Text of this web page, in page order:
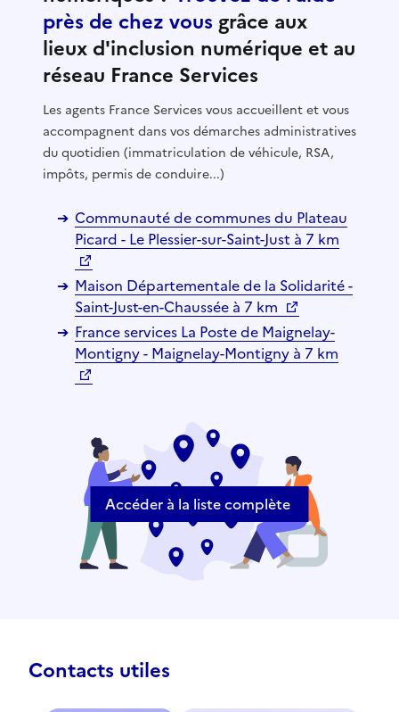
près de chez vous grâce aux
lieux d'inclusion numérique et au
réseau France Services
Les agents France Services vous accueillent et vous
accompagnent dans vos démarches administratives
du quotidien (immatriculation de véhicule, RSA,
impôts, permis de conduire...)
Communauté de communes du Plateau
Picard - Le Plessier-sur-Saint-Just à 7 km
Maison Départementale de la Solidarité -
Saint-Just-en-Chaussée à 7 km
France services La Poste de Maignelay-
Montigny - Maignelay-Montigny à 7 km
Accéder à la liste complète
Contacts utiles